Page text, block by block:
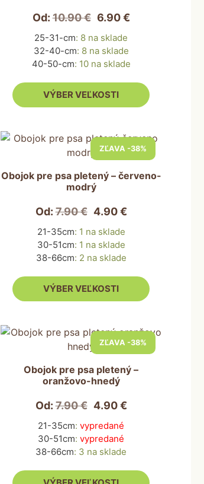
Od:10.90€ 6.90€
25-31-cm: 8 na sklade
32-40-cm: 8 na sklade
40-50-cm: 10 na sklade
VÝBER VEĽKOSTI
stránke
produktu.
ZĽAVA -38%
Obojok pre psa pletený – červeno-
modrý
Od:7.90€ 4.90€
21-35cm: 1 na sklade
30-51cm: 1 na sklade
38-66cm: 2 na sklade
VÝBER VEĽKOSTI
Tento
viacero
Možnosti
stránke
produktu.
ZĽAVA -38%
Obojok pre psa pletený –
oranžovo-hnedý
Od:7.90€ 4.90€
21-35cm:vypredané
30-51cm:vypredané
38-66cm: 3 na sklade
Tento
viacero
Možnosti
stránke